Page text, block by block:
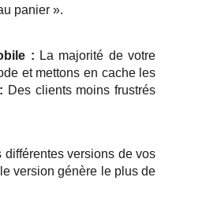
panier ».
: La majorité de votre
et mettons en cache les
Des clients moins frustrés
différentes versions de vos
version génère le plus de